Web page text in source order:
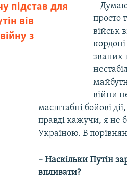
підстав для
вів
з
–
просто
військ
званих
війни
масштабні бойові
правді кажучи, я не
Україною. В
– Наскільки Путін
впливати?